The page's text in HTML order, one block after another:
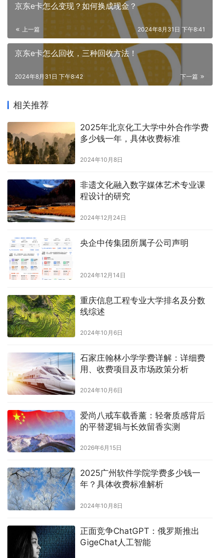
京东e卡怎么变现？如何换成现金？
上一篇 2024年8月31日 下午8:41
京东e卡怎么回收，三种回收方法！
下一篇
2024年8月31日 下午8:42
相关推荐
2025年北京化工大学中外合作学费
多少钱一年，具体收费标准
2024年10月8日
非遗文化融入数字媒体艺术专业课
程设计的研究
2024年12月24日
央企中传集团所属子公司声明
2024年12月14日
重庆信息工程专业大学排名及分数
线综述
2024年10月6日
石家庄翰林小学学费详解：详细费
用、收费项目及市场政策分析
2024年10月6日
爱尚八戒车载香薰：轻奢质感背后
的平替逻辑与长效留香实测
2026年6月15日
2025广州软件学院学费多少钱一
年？具体收费标准解析
2024年10月8日
正面竞争ChatGPT：俄罗斯推出
GigeChat人工智能